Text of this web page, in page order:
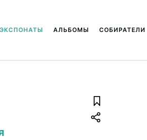
ЭКСПОНАТЫ АЛЬБОМЫ СОБИРАТЕЛИ